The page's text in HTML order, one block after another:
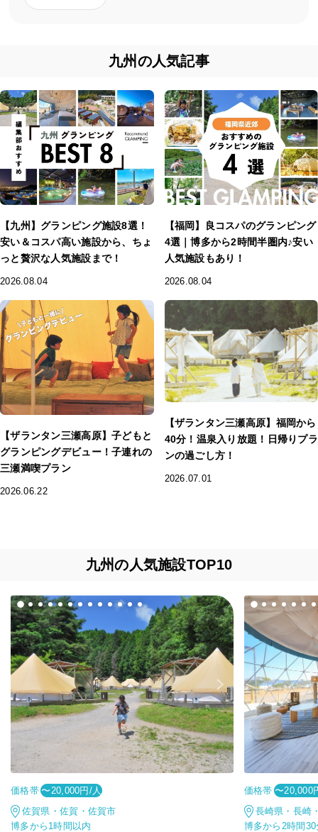
九州の人気記事
【九州】グランピング施設8選！
安い＆コスパ高い施設から、ちょ
っと贅沢な人気施設まで！
2026.08.04
【福岡】良コスパのグランピング
4選｜博多から2時間半圏内♪安い
人気施設もあり！
2026.08.04
【ザランタン三瀬高原】子どもと
グランピングデビュー！子連れの
三瀬満喫プラン
2026.06.22
【ザランタン三瀬高原】福岡から
40分！温泉入り放題！日帰りプラ
ンの過ごし方！
2026.07.01
九州の人気施設TOP10
価格帯 〜20,000円/人
佐賀県・佐賀・佐賀市
博多から1時間以内
価格帯 〜20,000
長崎県・長崎
博多から2時間